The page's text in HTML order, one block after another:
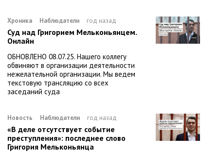
Хроника Наблюдатели год назад
Суд над Григорием Мельконьянцем.
Онлайн
ОБНОВЛЕНО 08.07.25. Нашего коллегу
обвиняют в организации деятельности
нежелательной организации. Мы ведем
текстовую трансляцию со всех
заседаний суда
Новость Наблюдатели год назад
«В деле отсутствует событие
преступления»: последнее слово
Григория Мельконьянца